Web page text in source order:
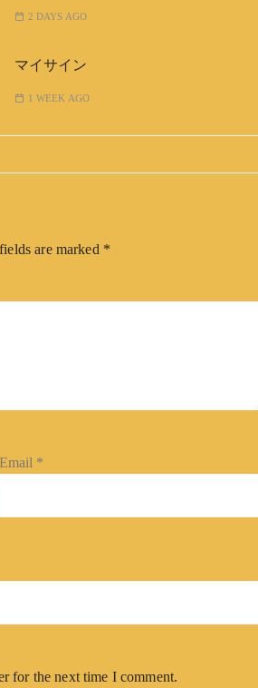
2 DAYS AGO
マイサイン
1 WEEK AGO
are marked *
Email *
for the next time I comment.